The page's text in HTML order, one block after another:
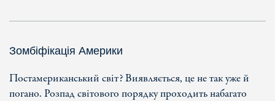
Зомбіфікація Америки
Постамериканський світ? Виявляється, це не так уже й
погано. Розпад світового порядку проходить набагато